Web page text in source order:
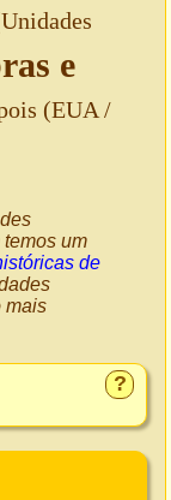
e
(EUA /
um
de
mais
?